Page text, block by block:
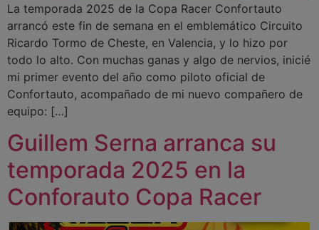
La temporada 2025 de la Copa Racer Confortauto
arrancó este fin de semana en el emblemático Circuito
Ricardo Tormo de Cheste, en Valencia, y lo hizo por
todo lo alto. Con muchas ganas y algo de nervios, inicié
mi primer evento del año como piloto oficial de
Confortauto, acompañado de mi nuevo compañero de
equipo: […]
Guillem Serna arranca su
temporada 2025 en la
Conforauto Copa Racer